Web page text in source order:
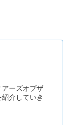
アーズオブザ
介していき